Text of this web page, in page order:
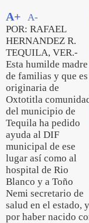
A+
A-
POR: RAFAEL
HERNANDEZ R.
TEQUILA, VER.-
Esta humilde madre
de familias y que es
originaria de
Oxtotitla
del municipio de
Tequila ha pedido
ayuda al DIF
municipal de ese
lugar así como al
hospital de Rio
Blanco y a Toño
Nemi secretario de
salud en el estado,
por haber nacido